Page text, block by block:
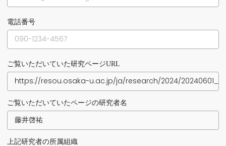
電話番号
ご覧いただいていた研究ページURL
ご覧いただいていたページの研究者名
上記研究者の所属組織